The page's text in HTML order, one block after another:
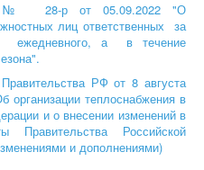
№ 28-р от 05.09.2022 "О
лиц ответственных за
ежедневного, а в течение
РФ от 8 августа
организации теплоснабжения в
и о внесении изменений в
Правительства Российской
и дополнениями)